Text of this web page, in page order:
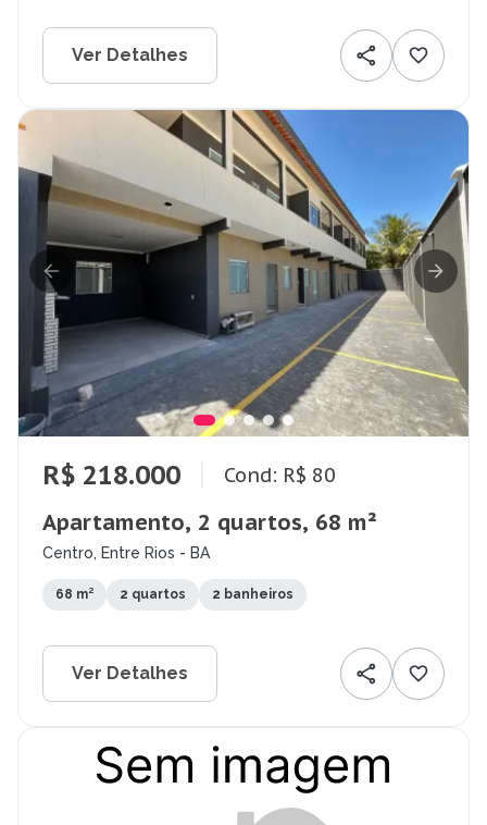
Ver Detalhes
R$ 218.000 Cond: R$ 80
Apartamento, 2 quartos, 68 m²
Centro, Entre Rios - BA
68 m² 2 quartos 2 banheiros
Ver Detalhes